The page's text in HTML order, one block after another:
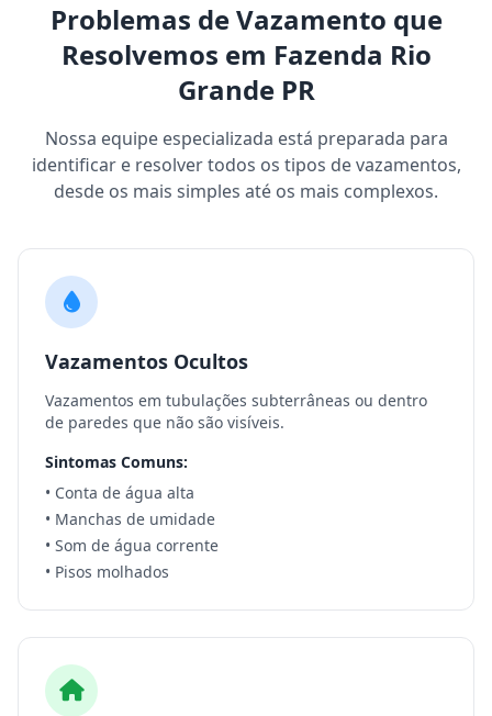
Problemas de Vazamento que
Resolvemos em Fazenda Rio
Grande PR
Nossa equipe especializada está preparada para
identificar e resolver todos os tipos de vazamentos,
desde os mais simples até os mais complexos.
Vazamentos Ocultos
Vazamentos em tubulações subterrâneas ou dentro
de paredes que não são visíveis.
Sintomas Comuns:
• Conta de água alta
• Manchas de umidade
• Som de água corrente
• Pisos molhados